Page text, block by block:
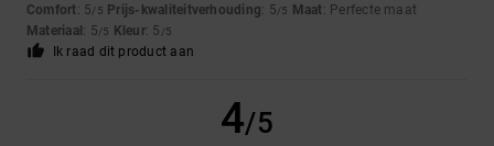
Comfort: 5/5 Prijs-kwaliteitverhouding: 5/5 Maat: Perfecte maat
Materiaal : 5/5 Kleur: 5 /5
Ik raad dit product aan
4/5